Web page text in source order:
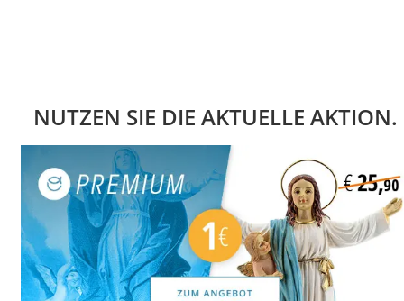
NUTZEN SIE DIE AKTUELLE AKTION.